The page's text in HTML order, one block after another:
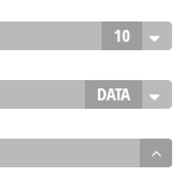
10
DATA